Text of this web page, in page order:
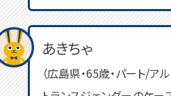
あきちゃ
（広島県・65歳・パート/アル